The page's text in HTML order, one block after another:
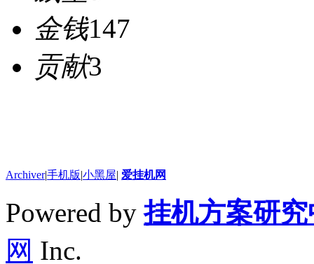
金钱147
贡献3
Archiver|手机版|小黑屋| 爱挂机网
Powered by挂机方案研
网 Inc.